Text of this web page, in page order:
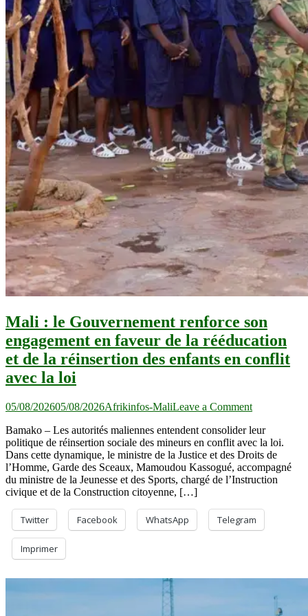
Mali : le Gouvernement renforce son
engagement en faveur de la rééducation
et de la réinsertion des enfants en conflit
avec la loi
05/08/202605/08/2026Afrikinfos-MaliLeave a Commenton
le
renforce
son
engagement
de
la
la
Bamako – Les autorités maliennes entendent consolider leur
politique de réinsertion sociale des mineurs en conflit avec la loi.
Dans cette dynamique, le ministre de la Justice et des Droits de
l’Homme, Garde des Sceaux, Mamoudou Kassogué, accompagné
du ministre de la Jeunesse et des Sports, chargé de l’Instruction
civique et de la Construction citoyenne, […]
Twitter Facebook WhatsApp Telegram
Imprimer